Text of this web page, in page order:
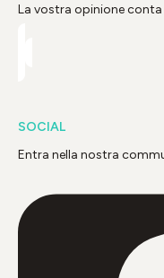
La vostra opinione conta
SOCIAL
Entra nella nostra